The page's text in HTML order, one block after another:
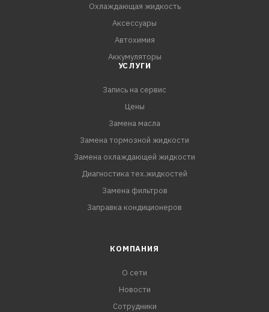
Охлаждающая жидкость
Аксессуары
Автохимия
Аккумуляторы
УСЛУГИ
Запись на сервис
Цены
Замена масла
Замена тормозной жидкости
Замена охлаждающей жидкости
Диагностика тех.жидкостей
Замена фильтров
Заправка кондиционеров
КОМПАНИЯ
О сети
Новости
Сотрудники